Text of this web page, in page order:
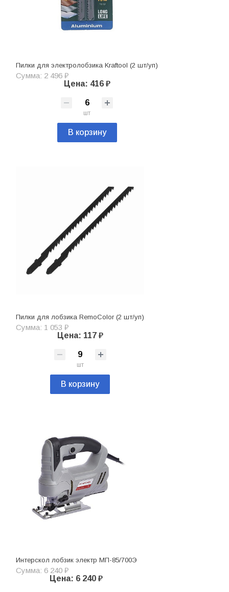
Пилки для электролобзика Kraftool (2 шт/уп)
Сумма: 2 496 ₽
Цена: 416 ₽
шт
В корзину
Пилки для лобзика RemoColor (2 шт/уп)
Сумма: 1 053 ₽
Цена: 117 ₽
шт
В корзину
Интерскол лобзик электр МП-85/700Э
Сумма: 6 240 ₽
Цена: 6 240 ₽